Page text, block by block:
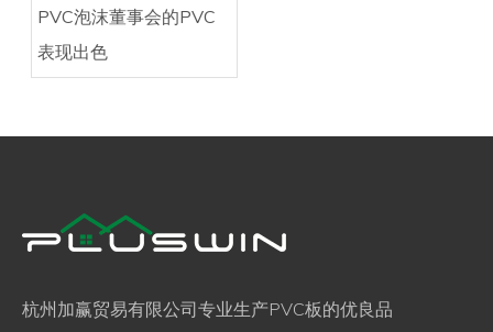
PVC泡沫董事会的PVC
表现出色
杭州加赢贸易有限公司专业生产PVC板的优良品